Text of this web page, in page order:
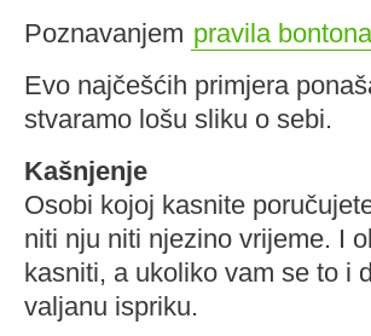
Poznavanjem pravila bontona
Evo najčešćih primjera
stvaramo lošu sliku o sebi.
Kašnjenje
Osobi kojoj kasnite
niti nju niti njezino vrijeme. I
kasniti, a ukoliko vam se to i
valjanu ispriku.